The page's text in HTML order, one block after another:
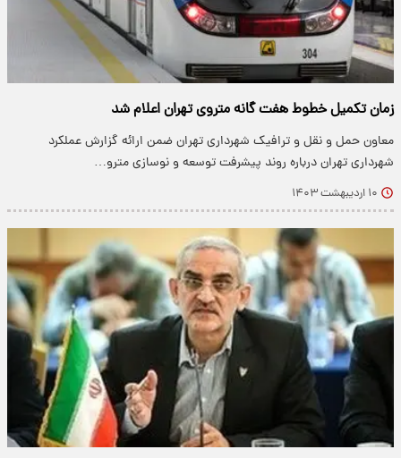
زمان تکمیل خطوط هفت گانه متروی تهران اعلام شد
معاون حمل و نقل و ترافیک شهرداری تهران ضمن ارائه گزارش عملکرد
شهرداری تهران درباره روند پیشرفت توسعه و نوسازی مترو…
۱۰ اردیبهشت ۱۴۰۳